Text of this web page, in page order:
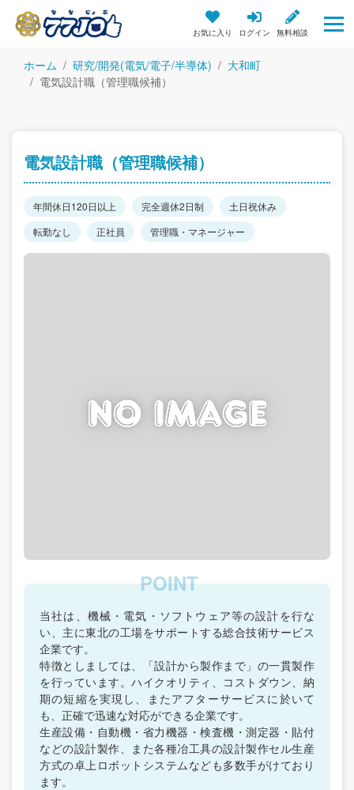
お気に入り ログイン 無料相談
ホーム 研究/開発(電気/電子/半導体)
大和町
電気設計職（管理職候補）
電気設計職（管理職候補）
年間休日120日以上 完全週休2日制
土日祝休み
転勤なし
正社員 管理職・マネージャー
当社は、機械・電気・ソフトウェア等の設計を行な
い、主に東北の工場をサポートする総合技術サービス
企業です。
特徴としましては、「設計から製作まで」の一貫製作
を行っています。ハイクオリティ、コストダウン、納
期の短縮を実現し、またアフターサービスに於いて
も、正確で迅速な対応ができる企業です。
生産設備・自動機・省力機器・検査機・測定器・貼付
などの設計製作、また各種冶工具の設計製作セル生産
方式の卓上ロボットシステムなども多数手がけており
ます。